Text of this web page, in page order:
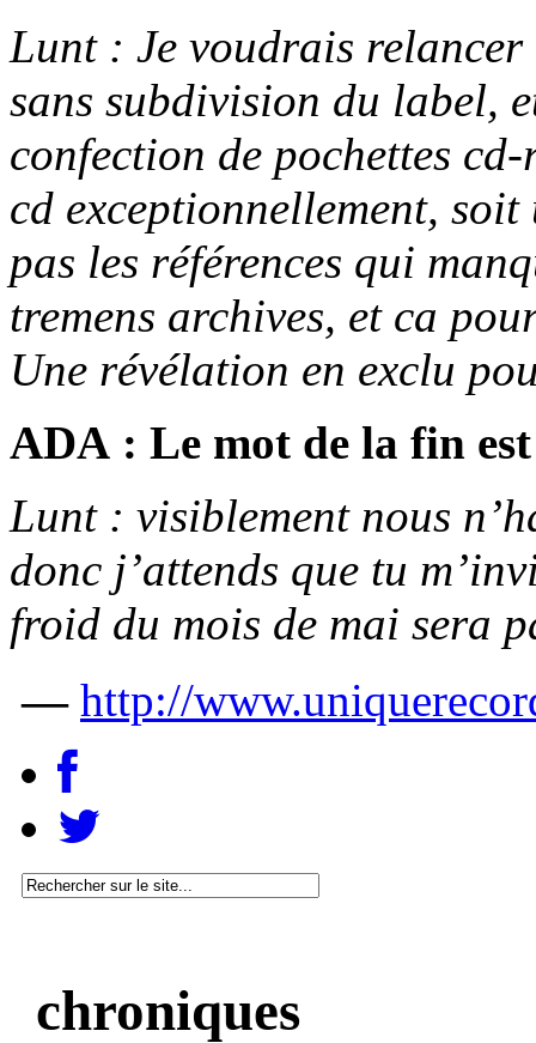
Lunt : Je voudrais
sans subdivision du label,
confection de pochettes
cd exceptionnellement,
pas les références qui
tremens archives, et ca
Une révélation en exclu
ADA : Le mot de la fin
Lunt : visiblement nous
donc j’attends que tu
froid du mois de mai sera
— http://
chroniques